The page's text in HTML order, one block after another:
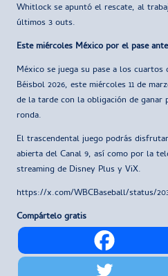
Whitlock se apuntó el rescate, al
últimos 3 outs.
Este miércoles México por el pase
México se juega su pase a los
Béisbol 2026, este miércoles 11 de
de la tarde con la obligación de ganar
ronda.
El trascendental juego podrás
abierta del Canal 9, así como por la
streaming de Disney Plus y ViX.
https://x.com/WBCBaseball/status/
Compártelo gratis